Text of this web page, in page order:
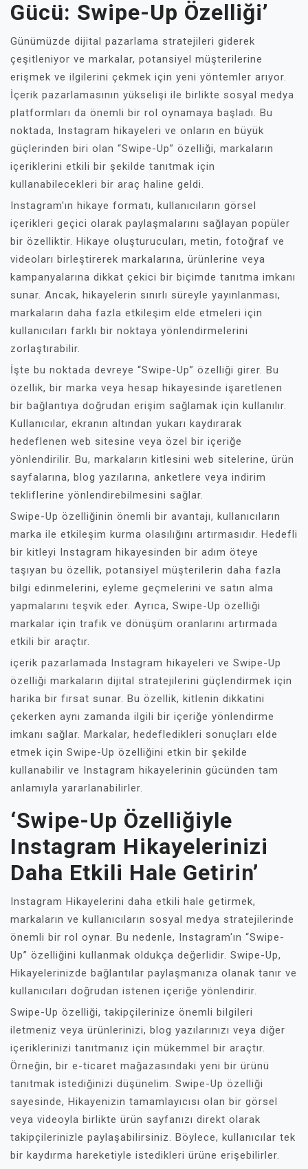
Gücü: Swipe-Up Özelliği’
Günümüzde dijital pazarlama stratejileri giderek
çeşitleniyor ve markalar, potansiyel müşterilerine
erişmek ve ilgilerini çekmek için yeni yöntemler arıyor.
İçerik pazarlamasının yükselişi ile birlikte sosyal medya
platformları da önemli bir rol oynamaya başladı. Bu
noktada, Instagram hikayeleri ve onların en büyük
güçlerinden biri olan “Swipe-Up” özelliği, markaların
içeriklerini etkili bir şekilde tanıtmak için
kullanabilecekleri bir araç haline geldi.
Instagram'ın hikaye formatı, kullanıcıların görsel
içerikleri geçici olarak paylaşmalarını sağlayan popüler
bir özelliktir. Hikaye oluşturucuları, metin, fotoğraf ve
videoları birleştirerek markalarına, ürünlerine veya
kampanyalarına dikkat çekici bir biçimde tanıtma imkanı
sunar. Ancak, hikayelerin sınırlı süreyle yayınlanması,
markaların daha fazla etkileşim elde etmeleri için
kullanıcıları farklı bir noktaya yönlendirmelerini
zorlaştırabilir.
İşte bu noktada devreye “Swipe-Up” özelliği girer. Bu
özellik, bir marka veya hesap hikayesinde işaretlenen
bir bağlantıya doğrudan erişim sağlamak için kullanılır.
Kullanıcılar, ekranın altından yukarı kaydırarak
hedeflenen web sitesine veya özel bir içeriğe
yönlendirilir. Bu, markaların kitlesini web sitelerine, ürün
sayfalarına, blog yazılarına, anketlere veya indirim
tekliflerine yönlendirebilmesini sağlar.
Swipe-Up özelliğinin önemli bir avantajı, kullanıcıların
marka ile etkileşim kurma olasılığını artırmasıdır. Hedefli
bir kitleyi Instagram hikayesinden bir adım öteye
taşıyan bu özellik, potansiyel müşterilerin daha fazla
bilgi edinmelerini, eyleme geçmelerini ve satın alma
yapmalarını teşvik eder. Ayrıca, Swipe-Up özelliği
markalar için trafik ve dönüşüm oranlarını artırmada
etkili bir araçtır.
içerik pazarlamada Instagram hikayeleri ve Swipe-Up
özelliği markaların dijital stratejilerini güçlendirmek için
harika bir fırsat sunar. Bu özellik, kitlenin dikkatini
çekerken aynı zamanda ilgili bir içeriğe yönlendirme
imkanı sağlar. Markalar, hedefledikleri sonuçları elde
etmek için Swipe-Up özelliğini etkin bir şekilde
kullanabilir ve Instagram hikayelerinin gücünden tam
anlamıyla yararlanabilirler.
‘Swipe-Up Özelliğiyle
Instagram Hikayelerinizi
Daha Etkili Hale Getirin’
Instagram Hikayelerini daha etkili hale getirmek,
markaların ve kullanıcıların sosyal medya stratejilerinde
önemli bir rol oynar. Bu nedenle, Instagram'ın “Swipe-
Up” özelliğini kullanmak oldukça değerlidir. Swipe-Up,
Hikayelerinizde bağlantılar paylaşmanıza olanak tanır ve
kullanıcıları doğrudan istenen içeriğe yönlendirir.
Swipe-Up özelliği, takipçilerinize önemli bilgileri
iletmeniz veya ürünlerinizi, blog yazılarınızı veya diğer
içeriklerinizi tanıtmanız için mükemmel bir araçtır.
Örneğin, bir e-ticaret mağazasındaki yeni bir ürünü
tanıtmak istediğinizi düşünelim. Swipe-Up özelliği
sayesinde, Hikayenizin tamamlayıcısı olan bir görsel
veya videoyla birlikte ürün sayfanızı direkt olarak
takipçilerinizle paylaşabilirsiniz. Böylece, kullanıcılar tek
bir kaydırma hareketiyle istedikleri ürüne erişebilirler.